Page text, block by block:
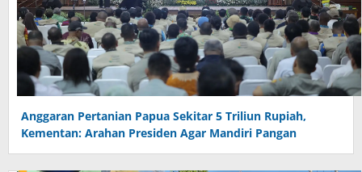
Anggaran Pertanian Papua Sekitar 5 Triliun Rupiah,
Kementan: Arahan Presiden Agar Mandiri Pangan